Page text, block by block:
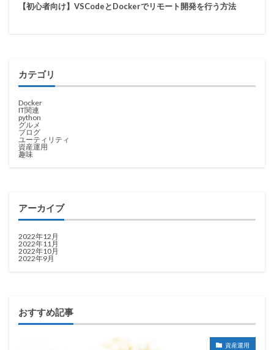
【初心者向け】VSCodeとDockerでリモート開発を行う方法
カテゴリ
Docker
IT関連
python
グルメ
ブログ
ユーティリティ
資産運用
趣味
アーカイブ
2022年12月
2022年11月
2022年10月
2022年9月
おすすめ記事
資産運用